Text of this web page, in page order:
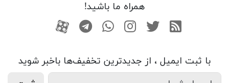
همراه ما باشید!
RSS توییتراینستاگرام
واتساپتلگرامآپارات
با ثبت ایمیل ، از جدید‌ترین تخفیف‌ها با‌خبر شوید